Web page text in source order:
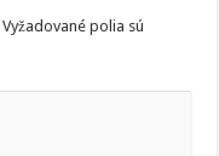
Vyžadované polia sú